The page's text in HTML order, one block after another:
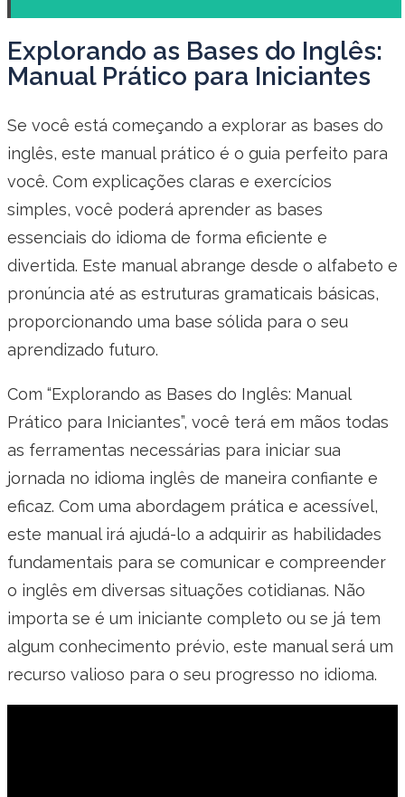
Explorando as Bases do Inglês:
Manual Prático para Iniciantes
Se você está começando a explorar as bases do
inglês, este manual prático é o guia perfeito para
você. Com explicações claras e exercícios
simples, você poderá aprender as bases
essenciais do idioma de forma eficiente e
divertida. Este manual abrange desde o alfabeto e
pronúncia até as estruturas gramaticais básicas,
proporcionando uma base sólida para o seu
aprendizado futuro.
Com “Explorando as Bases do Inglês: Manual
Prático para Iniciantes”, você terá em mãos todas
as ferramentas necessárias para iniciar sua
jornada no idioma inglês de maneira confiante e
eficaz. Com uma abordagem prática e acessível,
este manual irá ajudá-lo a adquirir as habilidades
fundamentais para se comunicar e compreender
o inglês em diversas situações cotidianas. Não
importa se é um iniciante completo ou se já tem
algum conhecimento prévio, este manual será um
recurso valioso para o seu progresso no idioma.